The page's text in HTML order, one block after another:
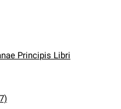
Principis Libri